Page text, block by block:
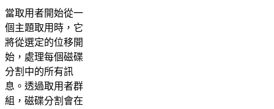
當取用者開始從一
個主題取用時，它
將從選定的位移開
始，處理每個磁碟
分割中的所有訊
息。透過取用者群
組，磁碟分割會在